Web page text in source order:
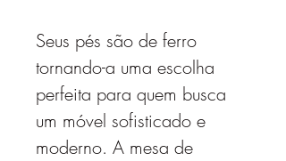
Seus pés são de ferro
tornando-a uma escolha
perfeita para quem busca
um móvel sofisticado e
moderno. A mesa de